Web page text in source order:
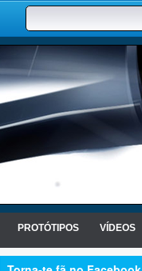
PROTÓTIPOS VÍDEOS